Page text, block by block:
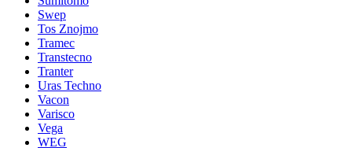
Swep
Tos Znojmo
Tramec
Transtecno
Tranter
Uras Techno
Vacon
Varisco
Vega
WEG